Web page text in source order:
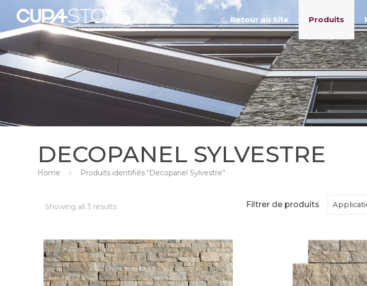
Retour au Site Produits
DECOPANEL SYLVESTRE
Home Produits identifiés “Decopanel Sylvestre”
Filtrer de produits
Showing all 3 results